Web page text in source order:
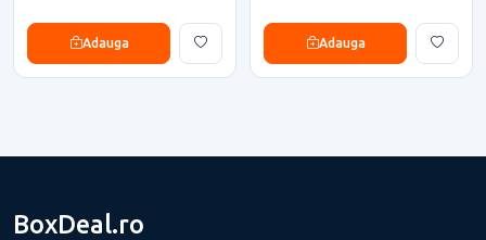
Adauga Adauga
BoxDeal.ro